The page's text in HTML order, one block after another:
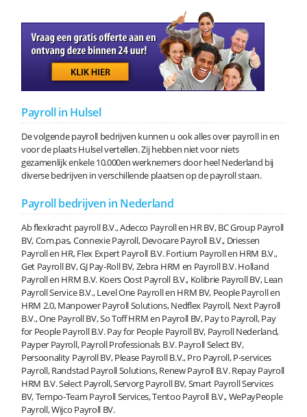
Payroll in Hulsel
De volgende payroll bedrijven kunnen u ook alles over payroll in en
voor de plaats Hulsel vertellen. Zij hebben niet voor niets
gezamenlijk enkele 10.000en werknemers door heel Nederland bij
diverse bedrijven in verschillende plaatsen op de payroll staan.
Payroll bedrijven in Nederland
Ab flexkracht payroll B.V., Adecco Payroll en HR BV, BC Group Payroll
BV, Com.pas, Connexie Payroll, Devocare Payroll B.V., Driessen
Payroll en HR, Flex Expert Payroll B.V. Fortium Payroll en HRM B.V.,
Get Payroll BV, GJ Pay-Roll BV, Zebra HRM en Payroll B.V. Holland
Payroll en HRM B.V. Koers Oost Payroll B.V., Kolibrie Payroll BV, Lean
Payroll Service B.V., Level One Payroll en HRM BV, People Payroll en
HRM 2.0, Manpower Payroll Solutions, Nedflex Payroll, Next Payroll
B.V., One Payroll BV, So Toff HRM en Payroll BV, Pay to Payroll, Pay
for People Payroll B.V. Pay for People Payroll BV, Payroll Nederland,
Payper Payroll, Payroll Professionals B.V. Payroll Select BV,
Persoonality Payroll BV, Please Payroll B.V., Pro Payroll, P-services
Payroll, Randstad Payroll Solutions, Renew Payroll B.V. Repay Payroll
HRM B.V. Select Payroll, Servorg Payroll BV, Smart Payroll Services
BV, Tempo-Team Payroll Services, Tentoo Payroll B.V., WePayPeople
Payroll, Wijco Payroll BV.